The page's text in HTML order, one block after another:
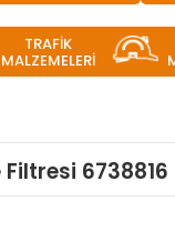
TRAFİK
MALZEMELERİ
Filtresi 6738816